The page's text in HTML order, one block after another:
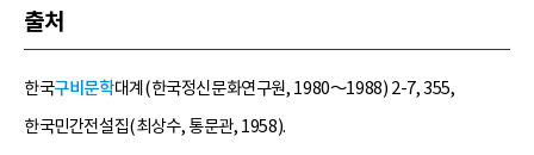
출처
한국구비문학대계(한국정신문화연구원, 1980～1988) 2-7, 355,
한국민간전설집(최상수, 통문관, 1958).